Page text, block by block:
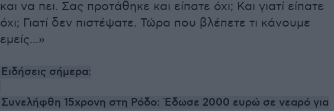
και να πει. Σας προτάθηκε και είπατε όχι; Και γιατί είπατε
όχι; Γιατί δεν πιστέψατε. Τώρα που βλέπετε τι κάνουμε
εμείς...»
Ειδήσεις σήμερα:
Συνελήφθη 15χρονη στη Ρόδο: Έδωσε 2000 ευρώ σε νεαρό για